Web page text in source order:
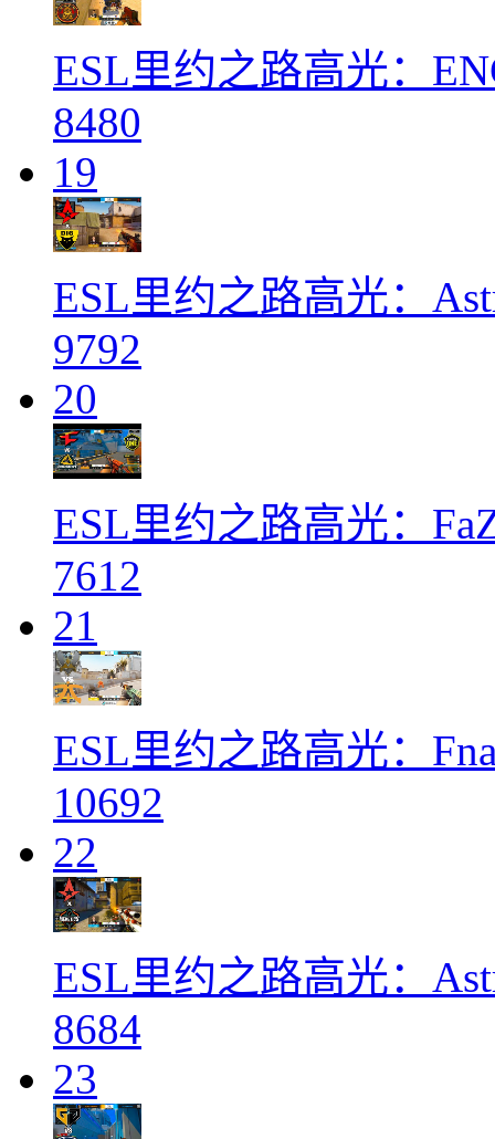
ESL里约之路高光：
8480
19
ESL里约之路高光：
9792
20
ESL里约之路高光：
7612
21
ESL里约之路高光：
10692
22
ESL里约之路高光：
8684
23